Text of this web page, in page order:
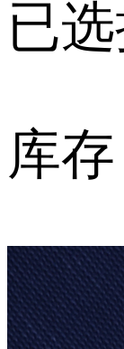
已
库存